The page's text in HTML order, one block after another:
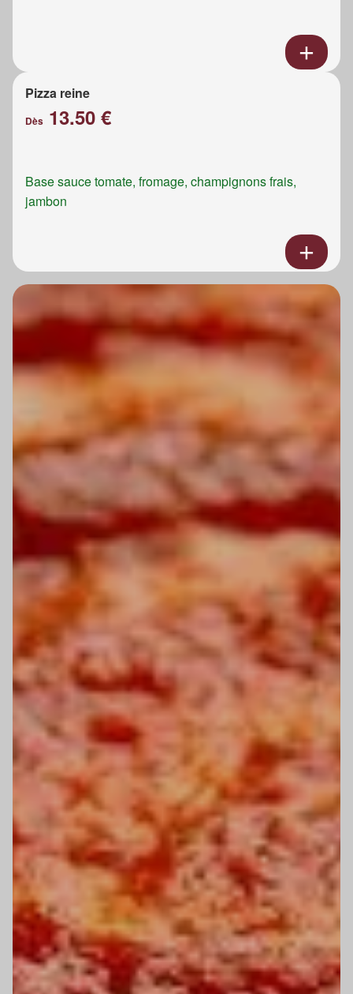
Pizza reine
Dès 13.50 €
Base sauce tomate, fromage, champignons frais,
jambon